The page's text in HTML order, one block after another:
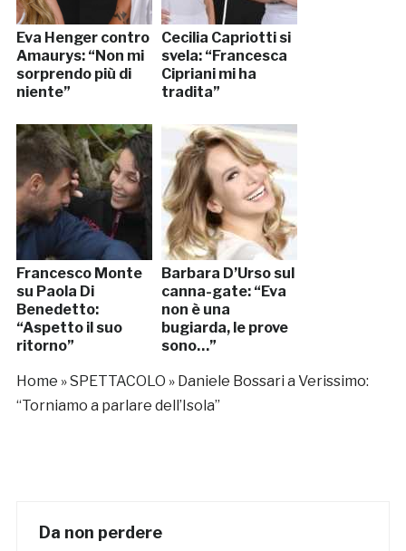
Eva Henger contro
Amaurys: “Non mi
sorprendo più di
niente”
Cecilia Capriotti si
svela: “Francesca
Cipriani mi ha
tradita”
Francesco Monte
su Paola Di
Benedetto:
“Aspetto il suo
ritorno”
Barbara D’Urso sul
canna-gate: “Eva
non è una
bugiarda, le prove
sono…”
Home »SPETTACOLO » Daniele Bossari a Verissimo:
“Torniamo a parlare dell’Isola”
Da non perdere